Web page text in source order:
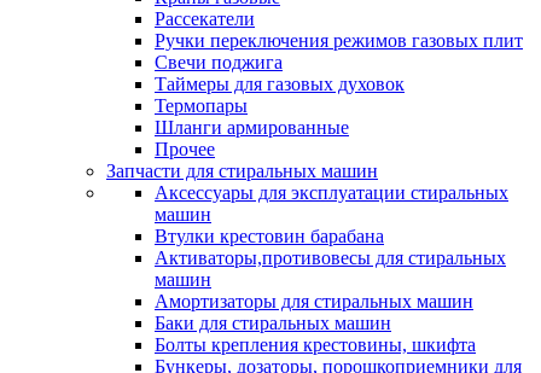
Рассекатели
Ручки переключения режимов газовых плит
Свечи поджига
Таймеры для газовых духовок
Термопары
Шланги армированные
Прочее
Запчасти для стиральных машин
Аксессуары для эксплуатации стиральных
машин
Втулки крестовин барабана
Активаторы,противовесы для стиральных
машин
Амортизаторы для стиральных машин
Баки для стиральных машин
Болты крепления крестовины, шкифта
Бункеры, дозаторы, порошкоприемники для